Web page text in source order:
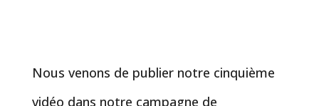
Nous venons de publier notre cinquième
vidéo dans notre campagne de